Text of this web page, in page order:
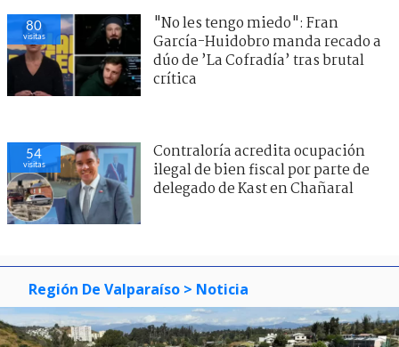
80
visitas
"No les tengo miedo": Fran
García-Huidobro manda recado a
dúo de ’La Cofradía’ tras brutal
crítica
54
visitas
Contraloría acredita ocupación
ilegal de bien fiscal por parte de
delegado de Kast en Chañaral
Región De Valparaíso > Noticia